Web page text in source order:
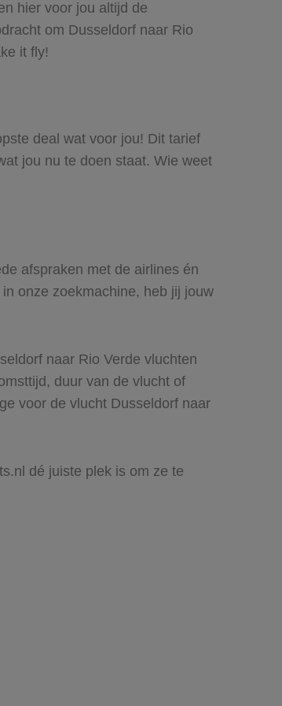
hier voor jou altijd de
om Dusseldorf naar Rio
it fly!
deal wat voor jou! Dit tarief
jou nu te doen staat. Wie weet
afspraken met de airlines én
onze zoekmachine, heb jij jouw
naar Rio Verde vluchten
duur van de vlucht of
voor de vlucht Dusseldorf naar
dé juiste plek is om ze te